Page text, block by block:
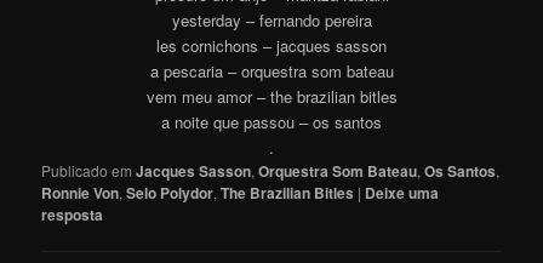
yesterday – fernando pereira
les cornichons – jacques sasson
a pescaria – orquestra som bateau
vem meu amor – the brazilian bitles
a noite que passou – os santos
.
Publicado em Jacques Sasson,Orquestra Som Bateau,Os Santos,
Ronnie Von,Selo Polydor,The Brazilian Bitles | Deixe uma
resposta